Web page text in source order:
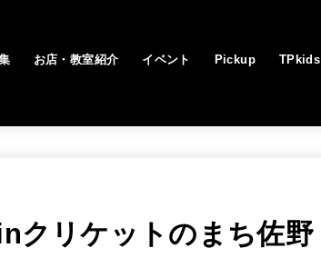
お店・教室紹介 イベント Pickup TPkids
クリケットのまち佐野